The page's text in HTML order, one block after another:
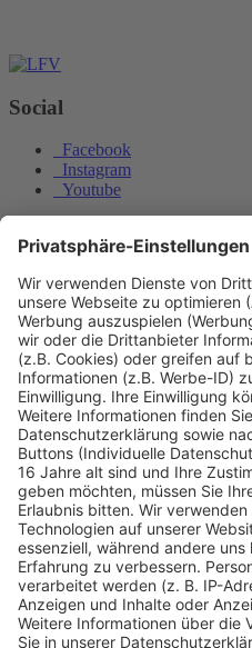
Social
Facebook
Instagram
Youtube
Informationspflichten
Datenschutz
Widerrufsbelehrung
Welchen der nachgenannten
Revier vor? Zu welcher
Stockenten?
Nach oben scrollen
Find Your Way!
Categories
E-Learning News (3)
Heintges News(3)